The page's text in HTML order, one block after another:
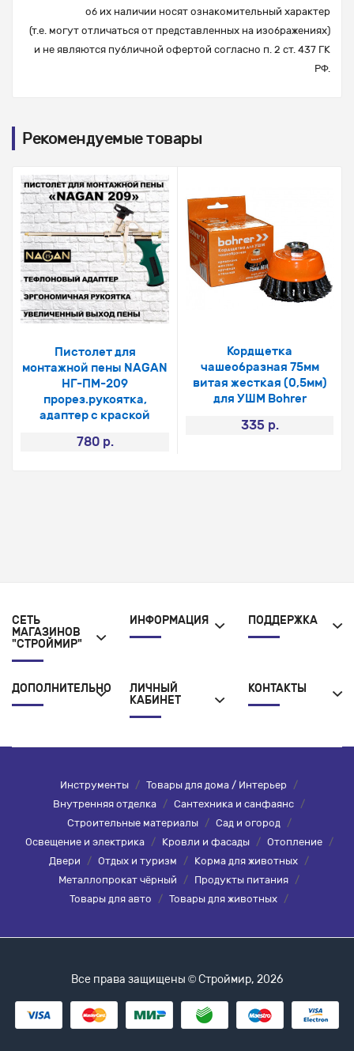
об их наличии носят ознакомительный характер
(т.е. могут отличаться от представленных на изображениях)
и не являются публичной офертой согласно п. 2 ст. 437 ГК
РФ.
Рекомендуемые товары
Пистолет для
монтажной пены NAGAN
НГ-ПМ-209
прорез.рукоятка,
адаптер с краской
780 р.
Кордщетка
чашеобразная 75мм
витая жесткая (0,5мм)
для УШМ Bohrer
335 р.
СЕТЬ
МАГАЗИНОВ
"СТРОЙМИР"
ИНФОРМАЦИЯ ПОДДЕРЖКА
ДОПОЛНИТЕЛЬНО
ЛИЧНЫЙ
КАБИНЕТ
КОНТАКТЫ
Инструменты / Товары для дома / Интерьер /
Внутренняя отделка / Сантехника и санфаянс /
Строительные материалы
/ Сад и огород
/
Освещение и электрика
/ Кровли и фасады / Отопление
/
Двери
/ Отдых и туризм / Корма для животных /
Металлопрокат чёрный
/ Продукты питания /
Товары для авто
/ Товары для животных /
Все права защищены © Строймир, 2026